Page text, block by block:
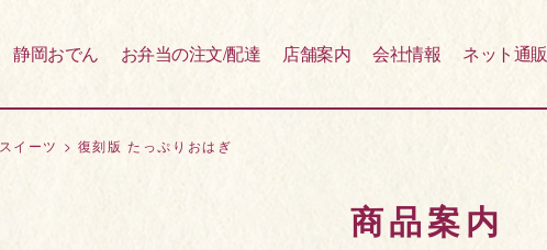
静岡おでん お弁当の注文/配達 店舗案内 会社情報 ネット通販
スイーツ > 復刻版 たっぷりおはぎ
商品案内